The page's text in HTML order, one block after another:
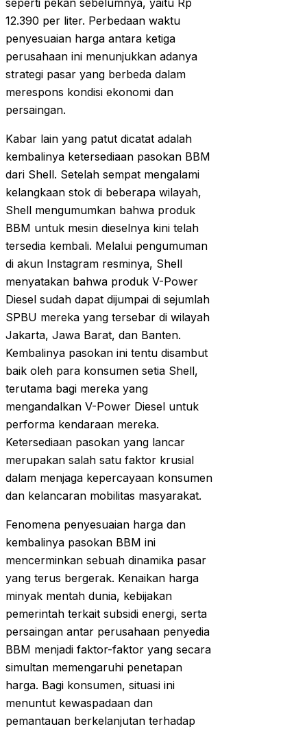
seperti pekan sebelumnya, yaitu Rp
12.390 per liter. Perbedaan waktu
penyesuaian harga antara ketiga
perusahaan ini menunjukkan adanya
strategi pasar yang berbeda dalam
merespons kondisi ekonomi dan
persaingan.
Kabar lain yang patut dicatat adalah
kembalinya ketersediaan pasokan BBM
dari Shell. Setelah sempat mengalami
kelangkaan stok di beberapa wilayah,
Shell mengumumkan bahwa produk
BBM untuk mesin dieselnya kini telah
tersedia kembali. Melalui pengumuman
di akun Instagram resminya, Shell
menyatakan bahwa produk V-Power
Diesel sudah dapat dijumpai di sejumlah
SPBU mereka yang tersebar di wilayah
Jakarta, Jawa Barat, dan Banten.
Kembalinya pasokan ini tentu disambut
baik oleh para konsumen setia Shell,
terutama bagi mereka yang
mengandalkan V-Power Diesel untuk
performa kendaraan mereka.
Ketersediaan pasokan yang lancar
merupakan salah satu faktor krusial
dalam menjaga kepercayaan konsumen
dan kelancaran mobilitas masyarakat.
Fenomena penyesuaian harga dan
kembalinya pasokan BBM ini
mencerminkan sebuah dinamika pasar
yang terus bergerak. Kenaikan harga
minyak mentah dunia, kebijakan
pemerintah terkait subsidi energi, serta
persaingan antar perusahaan penyedia
BBM menjadi faktor-faktor yang secara
simultan memengaruhi penetapan
harga. Bagi konsumen, situasi ini
menuntut kewaspadaan dan
pemantauan berkelanjutan terhadap